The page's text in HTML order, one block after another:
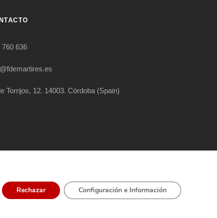
760 636
Torrijos, 12. 14003. Córdoba (Spain)
RESERVED
Rechazar Configuración e Información